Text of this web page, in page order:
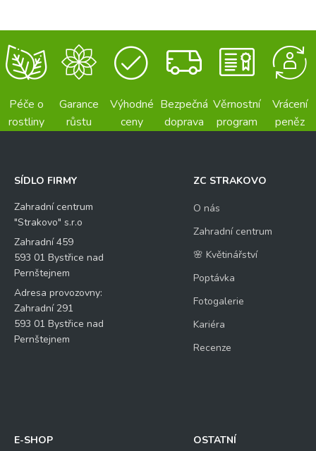
Péče o
rostliny
Garance
růstu
Výhodné
ceny
Bezpečná
doprava
Věrnostní
program
Vrácení
peněz
SÍDLO FIRMY
Zahradní centrum
"Strakovo" s.r.o
Zahradní 459
593 01 Bystřice nad
Pernštejnem
Adresa provozovny:
Zahradní 291
593 01 Bystřice nad
Pernštejnem
ZC STRAKOVO
O nás
Zahradní centrum
🌸 Květinářství
Poptávka
Fotogalerie
Kariéra
Recenze
E-SHOP OSTATNÍ